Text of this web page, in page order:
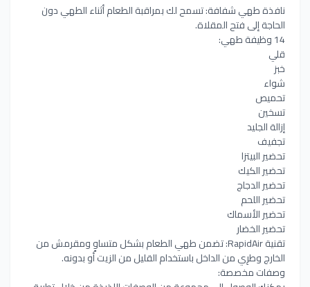
نافذة طهي شفافة: تسمح لك بمراقبة الطعام أثناء الطهي دون
الحاجة إلى فتح المقلاة.
14 وظيفة طهي:
قلي
خبز
شواء
تحميص
تسخين
إزالة الجليد
تجفيف
تحضير البيتزا
تحضير الكيك
تحضير الدجاج
تحضير اللحم
تحضير الأسماك
تحضير الخضار
تقنية RapidAir: تضمن طهي الطعام بشكل متساوٍ ومقرمش من
الخارج وطرِي من الداخل باستخدام القليل من الزيت أو بدونه.
وصفات مخصصة: